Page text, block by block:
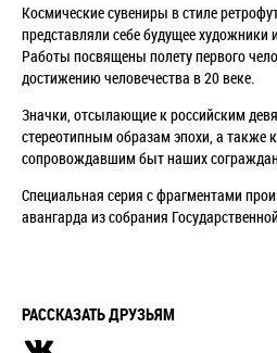
Космические сувениры в стиле
представляли себе будущее художники
Работы посвящены полету первого
достижению человечества в 20 веке.
Значки, отсылающие к российским
стереотипным образам эпохи, а также
сопровождавшим быт наших
Специальная серия с фрагментами
авангарда из собрания
РАССКАЗАТЬ ДРУЗЬЯМ